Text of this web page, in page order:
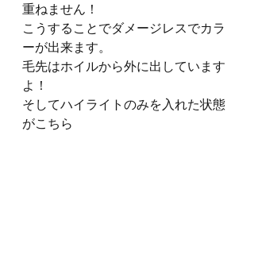
重ねません！
こうすることでダメージレスでカラ
ーが出来ます。
毛先はホイルから外に出しています
よ！
そしてハイライトのみを入れた状態
がこちら